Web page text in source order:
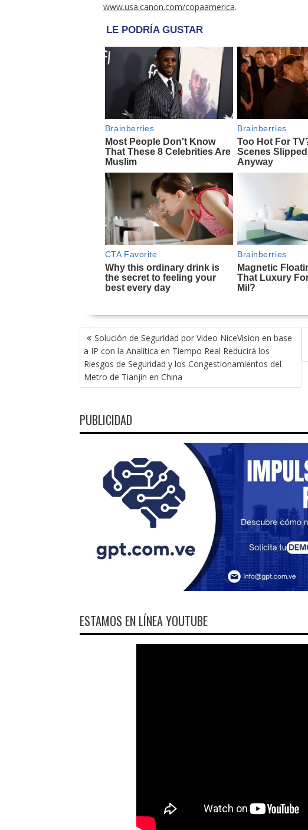
www.usa.canon.com/copaamerica.
NAVEGACIÓN
DE
ENTRADAS
Solución de Seguridad por Video NiceVision en base
a IP con la Analítica en Tiempo Real Reducirá los
Riesgos de Seguridad y los Congestionamientos del
Metro de Tianjin en China
PUBLICIDAD
ESTAMOS EN LÍNEA YOUTUBE